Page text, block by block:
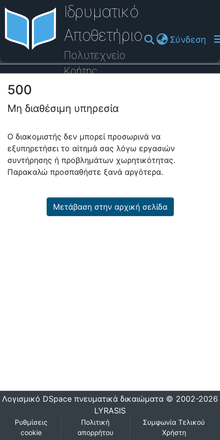
Ιδρυματικό
Αποθετήριο
Πολυτεχνείο
Κρήτης
Σύνδεση
Οδηγός Βοήθειας
500
Μη διαθέσιμη υπηρεσία
Ο διακομιστής δεν μπορεί προσωρινά να
εξυπηρετήσει το αίτημά σας λόγω εργασιών
συντήρησης ή προβλημάτων χωρητικότητας.
Παρακαλώ προσπαθήστε ξανά αργότερα.
Μετάβαση στην αρχική σελίδα
Λογισμικό DSpace πνευματικά δικαιώματα © 2002-2026
LYRASIS
Ρυθμίσεις
cookie
Πολιτική
απορρήτου
Συμφωνία Τελικού
Χρήστη